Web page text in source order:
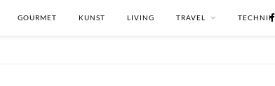
GOURMET KUNST LIVING TRAVEL TECHNIK